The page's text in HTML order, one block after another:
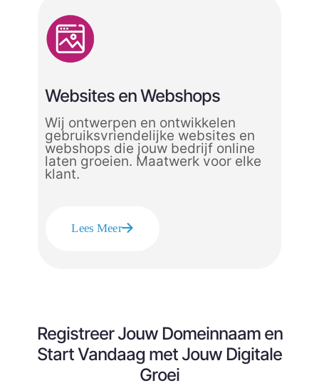
Websites en Webshops
Wij ontwerpen en ontwikkelen
gebruiksvriendelijke websites en
webshops die jouw bedrijf online
laten groeien. Maatwerk voor elke
klant.
Lees Meer
Registreer Jouw Domeinnaam en
Start Vandaag met Jouw Digitale
Groei